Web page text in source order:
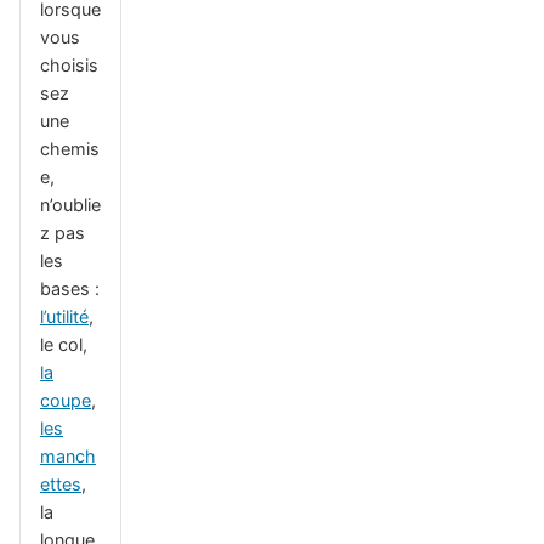
lorsque
vous
choisis
sez
une
chemis
e,
n’oublie
z pas
les
bases :
l’utilité,
le col,
la
coupe,
les
manch
ettes,
la
longue